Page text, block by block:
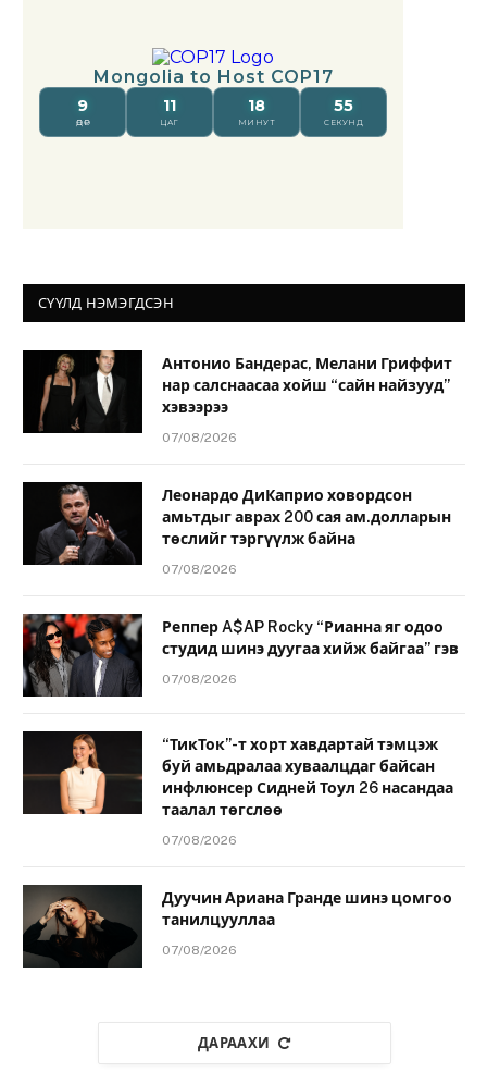
СҮҮЛД НЭМЭГДСЭН
Антонио Бандерас, Мелани Гриффит
нар салснаасаа хойш “сайн найзууд”
хэвээрээ
07/08/2026
Леонардо ДиКаприо ховордсон
амьтдыг аврах 200 сая ам.долларын
төслийг тэргүүлж байна
07/08/2026
Реппер A$AP Rocky “Рианна яг одоо
студид шинэ дуугаа хийж байгаа” гэв
07/08/2026
“ТикТок”-т хорт хавдартай тэмцэж
буй амьдралаа хуваалцдаг байсан
инфлюнсер Сидней Тоул 26 насандаа
таалал төгслөө
07/08/2026
Дуучин Ариана Гранде шинэ цомгоо
танилцууллаа
07/08/2026
ДАРААХИ